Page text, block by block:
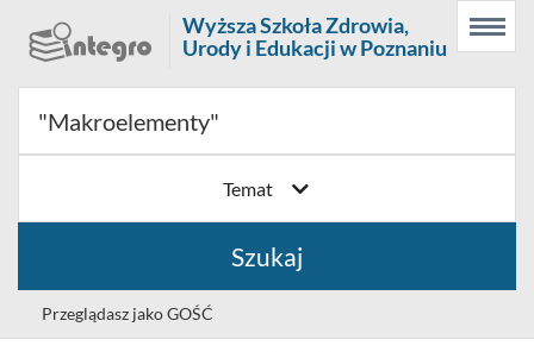
Menu
główne
Wyszukiwarka
Treść
główna
Menu
Prolib
Integro
strona
główna
Wyższa Szkoła Zdrowia,
Urody i Edukacji w Poznaniu
Temat
Szukaj
Przeglądasz jako GOŚĆ